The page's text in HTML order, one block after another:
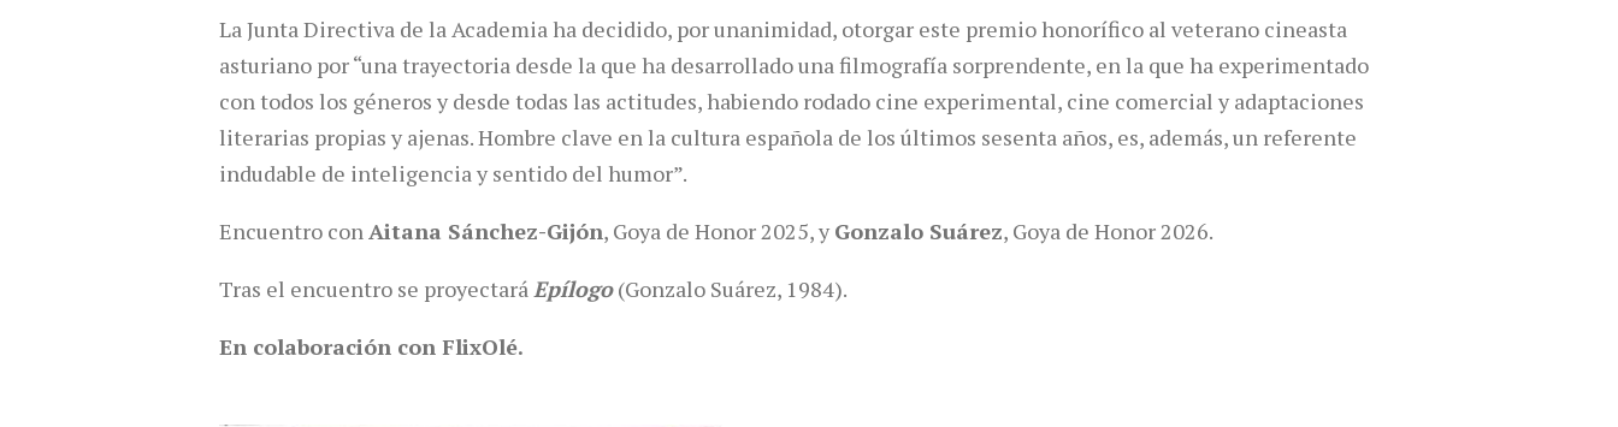
La Junta Directiva de la Academia ha decidido, por unanimidad, otorgar este premio honorífico al veterano cineasta
asturiano por “una trayectoria desde la que ha desarrollado una filmografía sorprendente, en la que ha experimentado
con todos los géneros y desde todas las actitudes, habiendo rodado cine experimental, cine comercial y adaptaciones
literarias propias y ajenas. Hombre clave en la cultura española de los últimos sesenta años, es, además, un referente
indudable de inteligencia y sentido del humor”.
Encuentro conAitana Sánchez-Gijón, Goya de Honor 2025, y Gonzalo Suárez, Goya de Honor 2026.
Tras el encuentro se proyectaráEpílogo(Gonzalo Suárez, 1984).
En colaboración con FlixOlé.